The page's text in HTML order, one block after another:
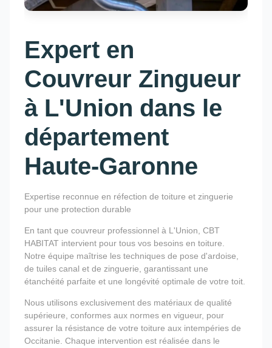
Expert en
Couvreur Zingueur
à L'Union dans le
département
Haute-Garonne
Expertise reconnue en réfection de toiture et zinguerie
pour une protection durable
En tant que couvreur professionnel à L'Union, CBT
HABITAT intervient pour tous vos besoins en toiture.
Notre équipe maîtrise les techniques de pose d'ardoise,
de tuiles canal et de zinguerie, garantissant une
étanchéité parfaite et une longévité optimale de votre toit.
Nous utilisons exclusivement des matériaux de qualité
supérieure, conformes aux normes en vigueur, pour
assurer la résistance de votre toiture aux intempéries de
Occitanie. Chaque intervention est réalisée dans le